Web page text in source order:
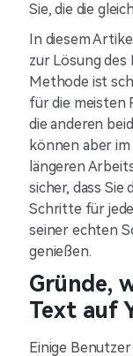
Sie, die die
In diesem
zur Lösung
Methode ist
für die meisten
die anderen
können aber
längeren
sicher, dass Sie
Schritte für
seiner echten
genießen.
Gründe,
Text auf
Einige